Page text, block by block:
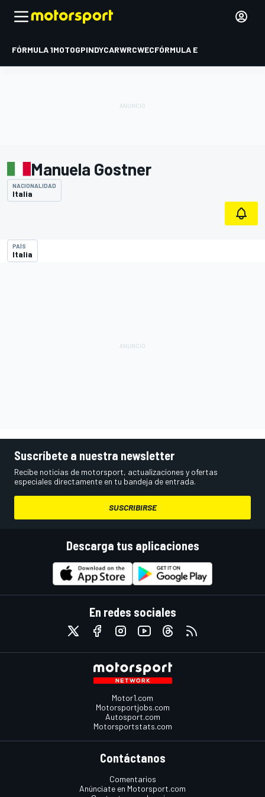
FÓRMULA 1MOTOGPINDYCARWRCWECFÓRMULA E
Manuela Gostner
NACIONALIDAD
Italia
PAÍS
Italia
Suscríbete a nuestra newsletter
Recibe noticias de motorsport, actualizaciones y ofertas
especiales directamente en tu bandeja de entrada.
SUSCRIBIRSE
Descarga tus aplicaciones
En redes sociales
Motor1.com
Motorsportjobs.com
Autosport.com
Motorsportstats.com
Contáctanos
Comentarios
Anúnciate en Motorsport.com